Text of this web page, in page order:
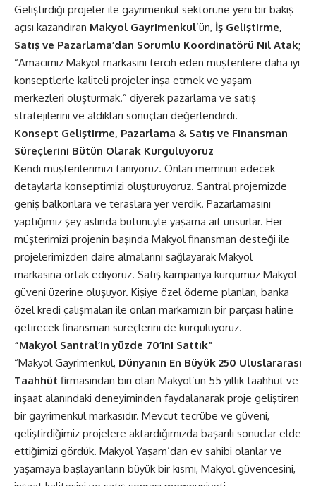
Geliştirdiği projeler ile gayrimenkul sektörüne yeni bir bakış
açısı kazandıran Makyol Gayrimenkul’ün, İş Geliştirme,
Satış ve Pazarlama’dan Sorumlu Koordinatörü Nil Atak;
“Amacımız Makyol markasını tercih eden müşterilere daha iyi
konseptlerle kaliteli projeler inşa etmek ve yaşam
merkezleri oluşturmak.” diyerek pazarlama ve satış
stratejilerini ve aldıkları sonuçları değerlendirdi.
Konsept Geliştirme, Pazarlama & Satış ve Finansman
Süreçlerini Bütün Olarak Kurguluyoruz
Kendi müşterilerimizi tanıyoruz. Onları memnun edecek
detaylarla konseptimizi oluşturuyoruz. Santral projemizde
geniş balkonlara ve teraslara yer verdik. Pazarlamasını
yaptığımız şey aslında bütünüyle yaşama ait unsurlar. Her
müşterimizi projenin başında Makyol finansman desteği ile
projelerimizden daire almalarını sağlayarak Makyol
markasına ortak ediyoruz. Satış kampanya kurgumuz Makyol
güveni üzerine oluşuyor. Kişiye özel ödeme planları, banka
özel kredi çalışmaları ile onları markamızın bir parçası haline
getirecek finansman süreçlerini de kurguluyoruz.
“Makyol Santral’in yüzde 70’ini Sattık”
“Makyol Gayrimenkul, Dünyanın En Büyük 250 Uluslararası
Taahhüt firmasından biri olan Makyol’un 55 yıllık taahhüt ve
inşaat alanındaki deneyiminden faydalanarak proje geliştiren
bir gayrimenkul markasıdır. Mevcut tecrübe ve güveni,
geliştirdiğimiz projelere aktardığımızda başarılı sonuçlar elde
ettiğimizi gördük. Makyol Yaşam’dan ev sahibi olanlar ve
yaşamaya başlayanların büyük bir kısmı, Makyol güvencesini,